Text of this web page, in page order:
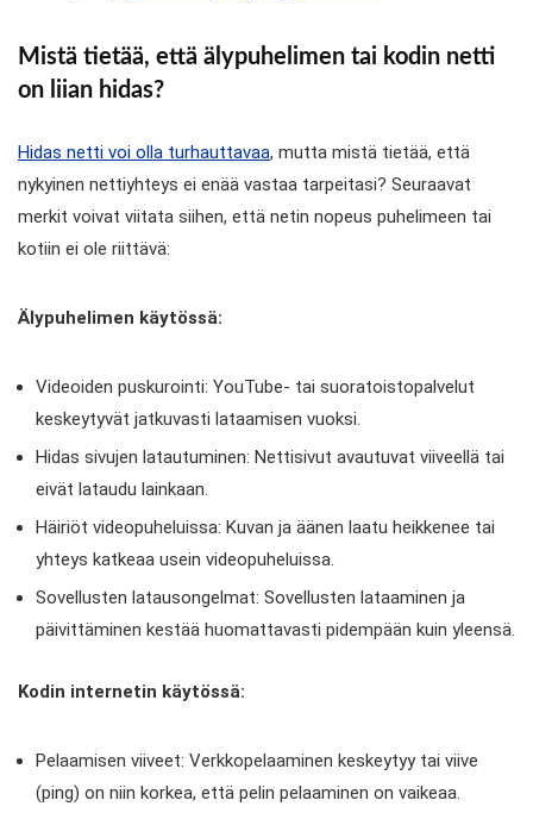
Mistä tietää, että älypuhelimen tai kodin netti
on liian hidas?
Hidas netti voi olla turhauttavaa, mutta mistä tietää, että
nykyinen nettiyhteys ei enää vastaa tarpeitasi? Seuraavat
merkit voivat viitata siihen, että netin nopeus puhelimeen tai
kotiin ei ole riittävä:
Älypuhelimen käytössä:
Videoiden puskurointi: YouTube- tai suoratoistopalvelut
keskeytyvät jatkuvasti lataamisen vuoksi.
Hidas sivujen latautuminen: Nettisivut avautuvat viiveellä tai
eivät lataudu lainkaan.
Häiriöt videopuheluissa: Kuvan ja äänen laatu heikkenee tai
yhteys katkeaa usein videopuheluissa.
Sovellusten latausongelmat: Sovellusten lataaminen ja
päivittäminen kestää huomattavasti pidempään kuin yleensä.
Kodin internetin käytössä:
Pelaamisen viiveet: Verkkopelaaminen keskeytyy tai viive
(ping) on niin korkea, että pelin pelaaminen on vaikeaa.